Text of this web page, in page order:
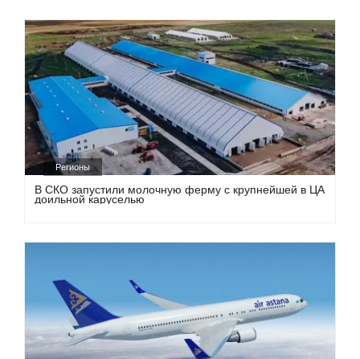
Регионы
В СКО запустили молочную ферму с крупнейшей в ЦА
доильной каруселью